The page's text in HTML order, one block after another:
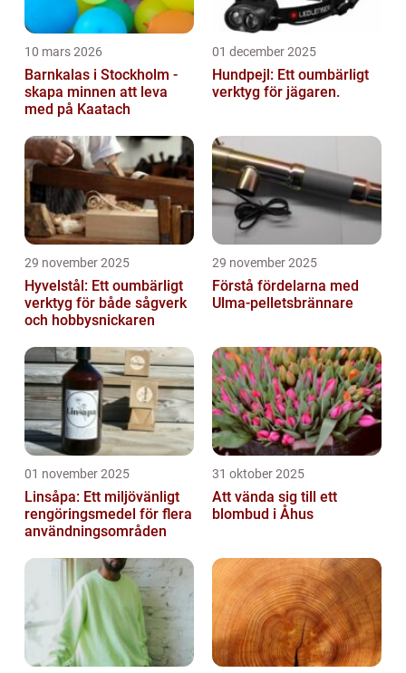
10 mars 2026
Barnkalas i Stockholm -
skapa minnen att leva
med på Kaatach
01 december 2025
Hundpejl: Ett oumbärligt
verktyg för jägaren.
29 november 2025
Hyvelstål: Ett oumbärligt
verktyg för både sågverk
och hobbysnickaren
29 november 2025
Förstå fördelarna med
Ulma-pelletsbrännare
01 november 2025
Linsåpa: Ett miljövänligt
rengöringsmedel för flera
användningsområden
31 oktober 2025
Att vända sig till ett
blombud i Åhus